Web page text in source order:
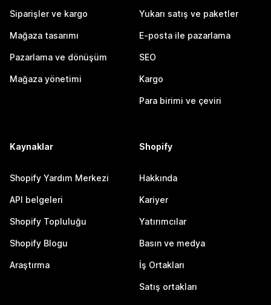
Siparişler ve kargo
Mağaza tasarımı
Pazarlama ve dönüşüm
Mağaza yönetimi
Yukarı satış ve paketler
E-posta ile pazarlama
SEO
Kargo
Para birimi ve çeviri
Kaynaklar
Shopify Yardım Merkezi
API belgeleri
Shopify Topluluğu
Shopify Blogu
Araştırma
Shopify
Hakkında
Kariyer
Yatırımcılar
Basın ve medya
İş Ortakları
Satış ortakları